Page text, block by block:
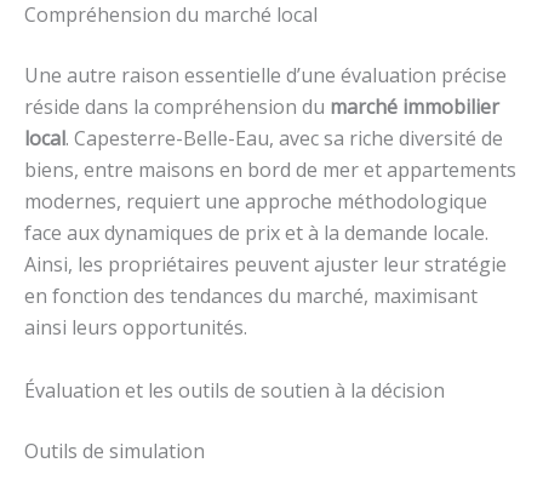
Compréhension du marché local
Une autre raison essentielle d’une évaluation précise
réside dans la compréhension du marché immobilier
local. Capesterre-Belle-Eau, avec sa riche diversité de
biens, entre maisons en bord de mer et appartements
modernes, requiert une approche méthodologique
face aux dynamiques de prix et à la demande locale.
Ainsi, les propriétaires peuvent ajuster leur stratégie
en fonction des tendances du marché, maximisant
ainsi leurs opportunités.
Évaluation et les outils de soutien à la décision
Outils de simulation